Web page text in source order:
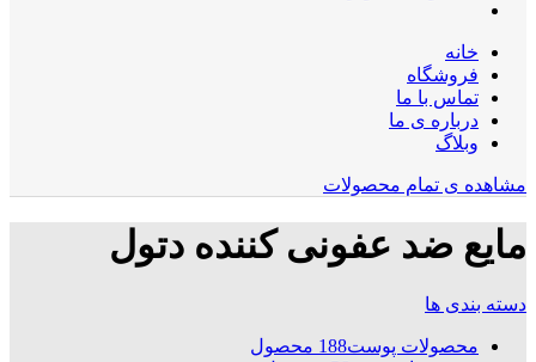
خانه
فروشگاه
تماس با ما
درباره ی ما
وبلاگ
مشاهده ی تمام محصولات
مایع ضد عفونی کننده دتول
دسته بندی ها
محصولات پوست188 محصول